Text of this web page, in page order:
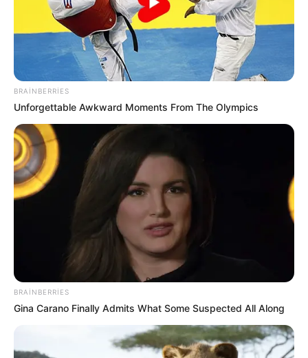
01:00 / 31 İyul 2026
Bu ərazilərdəişıqlar sönəcək
142
BRAINBERRIES
Unforgettable Awkward Moments From The Olympics
BRAINBERRIES
Gina Carano Finally Admits What Some Suspected All Along